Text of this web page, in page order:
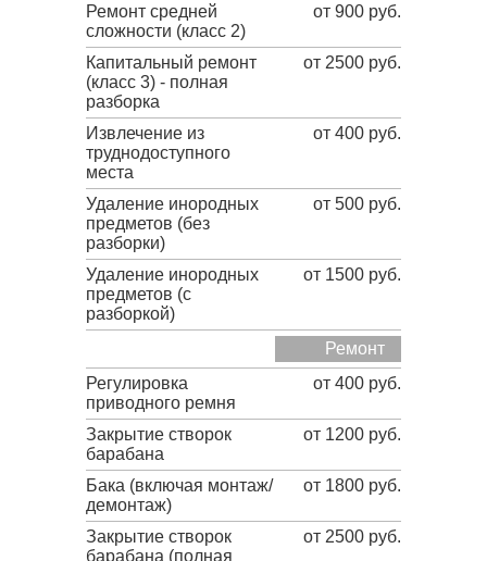
Ремонт средней
сложности (класс 2)
от 900 руб.
Капитальный ремонт
(класс 3) - полная
разборка
от 2500 руб.
Извлечение из
труднодоступного
места
от 400 руб.
Удаление инородных
предметов (без
разборки)
от 500 руб.
Удаление инородных
предметов (с
разборкой)
от 1500 руб.
Ремонт
Регулировка
приводного ремня
от 400 руб.
Закрытие створок
барабана
от 1200 руб.
Бака (включая монтаж/
демонтаж)
от 1800 руб.
Закрытие створок
барабана (полная
от 2500 руб.